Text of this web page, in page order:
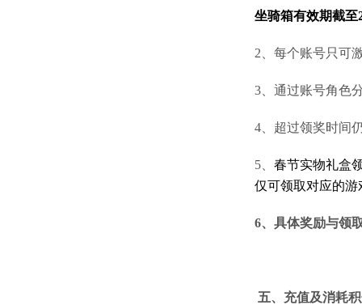
坐骑箱有效期截至
2、 每个账号只可
3、通过账号角色
4、超过领奖时间
5、 春节实物礼盒
仅可领取对应的
6、具体奖励与领
五、充值及消耗